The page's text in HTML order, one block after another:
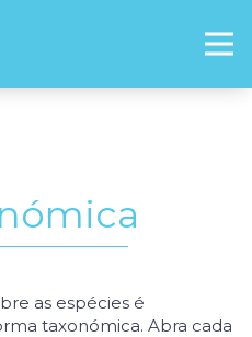
as espécies é
taxonómica. Abra cada